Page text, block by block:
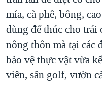
mía, cà phê, bông,
dùng để thúc cho
nông thôn mà tại
bảo vệ thực vật vừa
viên, sân golf, vườn